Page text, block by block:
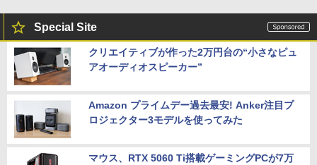
Special Site
クリエイティブが作った2万円台の“小さなピュ
アオーディオスピーカー”
Amazon プライムデー過去最安! Anker注目プ
ロジェクター3モデルを使ってみた
マウス、RTX 5060 Ti搭載ゲーミングPCが7万